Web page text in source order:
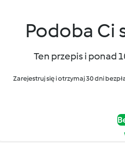
Podoba Ci
Ten przepis i ponad
Zarejestruj się i otrzymaj 30 dni